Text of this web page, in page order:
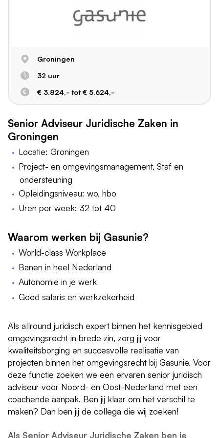
Groningen
32 uur
€ 3.824,- tot € 5.624,-
Senior Adviseur Juridische Zaken in
Groningen
Locatie: Groningen
Project- en omgevingsmanagement, Staf en
ondersteuning
Opleidingsniveau: wo, hbo
Uren per week: 32 tot 40
Waarom werken bij Gasunie?
World-class Workplace
Banen in heel Nederland
Autonomie in je werk
Goed salaris en werkzekerheid
Als allround juridisch expert binnen het kennisgebied
omgevingsrecht in brede zin, zorg jij voor
kwaliteitsborging en succesvolle realisatie van
projecten binnen het omgevingsrecht bij Gasunie. Voor
deze functie zoeken we een ervaren senior juridisch
adviseur voor Noord- en Oost-Nederland met een
coachende aanpak. Ben jij klaar om het verschil te
maken? Dan ben jij de collega die wij zoeken!
Als Senior Adviseur Juridische Zaken ben je